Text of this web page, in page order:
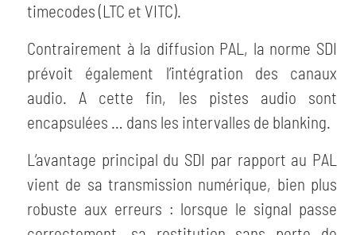
timecodes (LTC et VITC).
Contrairement à la diffusion PAL, la norme SDI
prévoit également l’intégration des canaux
audio. A cette fin, les pistes audio sont
encapsulées …​ dans les intervalles de blanking.
L’avantage principal du SDI par rapport au PAL
vient de sa transmission numérique, bien plus
robuste aux erreurs : lorsque le signal passe